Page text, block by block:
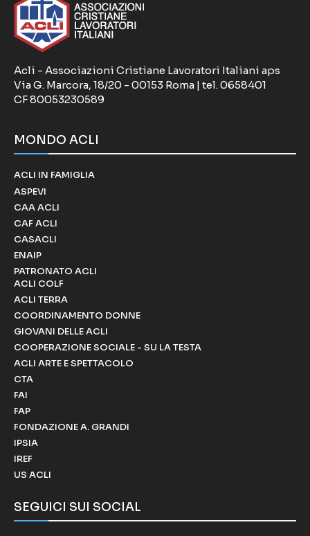
Acli - Associazioni Cristiane Lavoratori Italiani aps
Via G. Marcora, 18/20 - 00153 Roma | tel. 0658401
CF 80053230589
MONDO ACLI
ACLI IN FAMIGLIA
ASPEVI
CAA ACLI
CAF ACLI
CASACLI
ENAIP
PATRONATO ACLI
ACLI COLF
ACLI TERRA
COORDINAMENTO DONNE
GIOVANI DELLE ACLI
COOPERAZIONE SOCIALE - SU LA TESTA
ACLI ARTE E SPETTACOLO
CTA
FAI
FAP
FONDAZIONE A. GRANDI
IPSIA
IREF
US ACLI
SEGUICI SUI SOCIAL